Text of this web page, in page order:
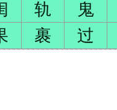
轨 鬼
裹 过